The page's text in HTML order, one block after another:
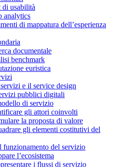
di usabilità
analytics
di mappatura dell’esperienza
documentale
benchmark
euristica
e il service design
pubblici digitali
di servizio
gli attori coinvolti
la proposta di valore
gli elementi costitutivi del
funzionamento del servizio
l’ecosistema
i flussi di servizio